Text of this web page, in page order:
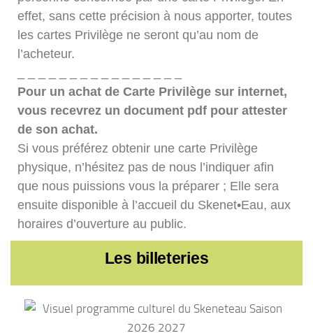
effet, sans cette précision à nous apporter, toutes
les cartes Privilège ne seront qu’au nom de
l’acheteur.
Pour un achat de Carte Privilège sur internet,
vous recevrez un document pdf pour attester
de son achat.
Si vous préférez obtenir une carte Privilège
physique, n’hésitez pas de nous l’indiquer afin
que nous puissions vous la préparer ; Elle sera
ensuite disponible à l’accueil du Skenet•Eau, aux
horaires d’ouverture au public.
Les billeteries